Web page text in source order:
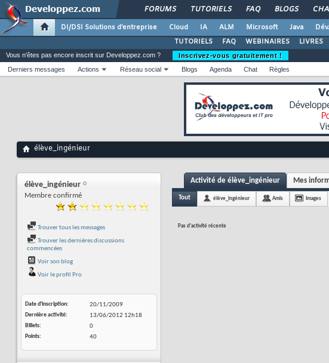
FORUMS TUTORIELS FAQ BLOGS
DI/DSI Solutions d'entreprise Cloud IA ALM Microsoft Java
TUTORIELS
FAQ WEBINAIRES LIVRES
Vous n'êtes pas encore inscrit sur Developpez.com ?
Inscrivez-vous gratuitement !
Derniers messages
Actions Réseau social Blogs Agenda Chat Règles
élève_ingénieur
élève_ingénieur
Membre confirmé
Trouver tous les messages
Trouver les dernières discussions
commencées
Voir son blog
Voir le profil Pro
Date d'inscription
20/11/2009
Dernière activité
13/06/2012 12h18
Billets
0
Points
40
Activité de élève_ingénieur Mes
Tout élève_ingénieur Amis Images
Pas d'activité récente